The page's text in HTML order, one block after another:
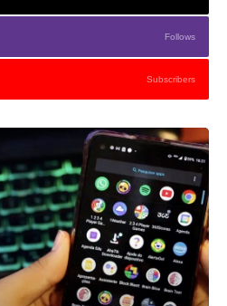
Follows
Subscribers